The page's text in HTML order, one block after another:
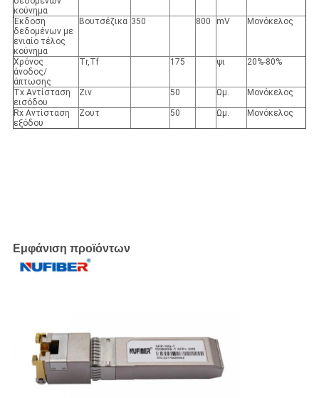
κούνημα
Έκδοση
δεδομένων με
ενιαίο τέλος
κούνημα
Βουτσέζικα 350 800 mV Μονόκελος
Χρόνος
άνοδος/
άπτωσης
Tr,Tf 175 ψι 20%-80%
Tx Αντίσταση
εισόδου
Ζιν 50 Ωμ. Μονόκελος
Rx Αντίσταση
εξόδου
Ζουτ 50 Ωμ. Μονόκελος
Εμφάνιση προϊόντων